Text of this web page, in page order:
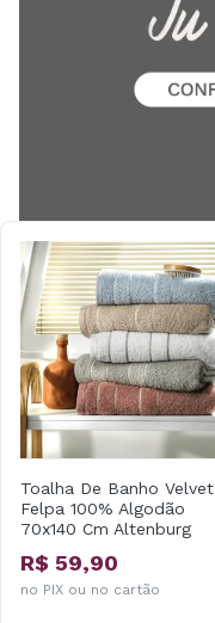
Toalha De Banho Velvet
Felpa 100% Algodão
70x140 Cm Altenburg
R$ 59,90
no PIX ou no cartão